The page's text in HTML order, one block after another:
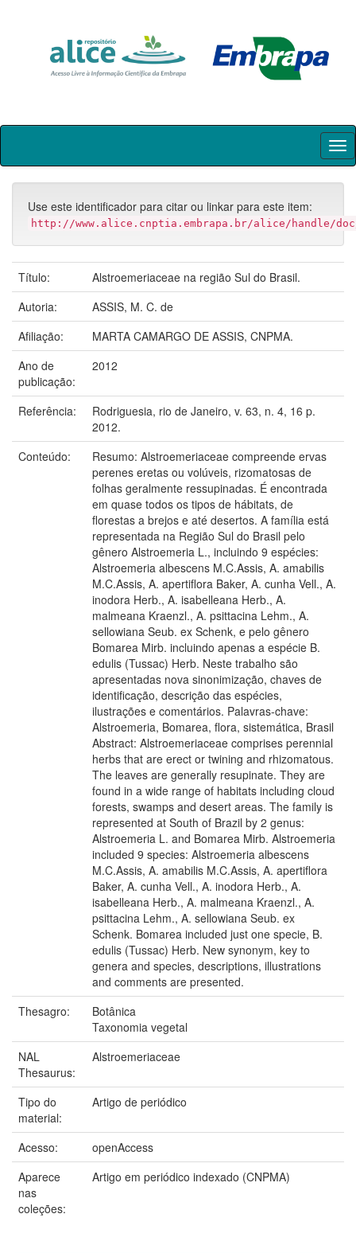
Skip
Use este identificador para citar ou linkar para este item:
http://www.alice.cnptia.embrapa.br/alice/handle/
Título:
Alstroemeriaceae na região Sul do Brasil.
Autoria:
ASSIS, M. C. de
Afiliação:
MARTA CAMARGO DE ASSIS, CNPMA.
Ano de
publicação:
2012
Referência:
Rodriguesia, rio de Janeiro, v. 63, n. 4, 16 p.
2012.
Conteúdo:
Resumo: Alstroemeriaceae compreende ervas
perenes eretas ou volúveis, rizomatosas de
folhas geralmente ressupinadas. É encontrada
em quase todos os tipos de hábitats, de
florestas a brejos e até desertos. A família está
representada na Região Sul do Brasil pelo
gênero Alstroemeria L., incluindo 9 espécies:
Alstroemeria albescens M.C.Assis, A. amabilis
M.C.Assis, A. apertiflora Baker, A. cunha Vell., A.
inodora Herb., A. isabelleana Herb., A.
malmeana Kraenzl., A. psittacina Lehm., A.
sellowiana Seub. ex Schenk, e pelo gênero
Bomarea Mirb. incluindo apenas a espécie B.
edulis (Tussac) Herb. Neste trabalho são
apresentadas nova sinonimização, chaves de
identificação, descrição das espécies,
ilustrações e comentários. Palavras-chave:
Alstroemeria, Bomarea, flora, sistemática, Brasil
Abstract: Alstroemeriaceae comprises perennial
herbs that are erect or twining and rhizomatous.
The leaves are generally resupinate. They are
found in a wide range of habitats including cloud
forests, swamps and desert areas. The family is
represented at South of Brazil by 2 genus:
Alstroemeria L. and Bomarea Mirb. Alstroemeria
included 9 species: Alstroemeria albescens
M.C.Assis, A. amabilis M.C.Assis, A. apertiflora
Baker, A. cunha Vell., A. inodora Herb., A.
isabelleana Herb., A. malmeana Kraenzl., A.
psittacina Lehm., A. sellowiana Seub. ex
Schenk. Bomarea included just one specie, B.
edulis (Tussac) Herb. New synonym, key to
genera and species, descriptions, illustrations
and comments are presented.
Thesagro:
Botânica
Taxonomia vegetal
NAL
Thesaurus:
Alstroemeriaceae
Tipo do
material:
Artigo de periódico
Acesso:
openAccess
Aparece
nas
coleções:
Artigo em periódico indexado (CNPMA)